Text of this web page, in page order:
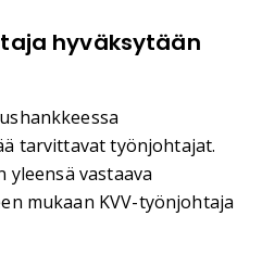
hyväksytään
tarvittavat työnjohtajat.
vastaava
mukaan KVV-työnjohtaja